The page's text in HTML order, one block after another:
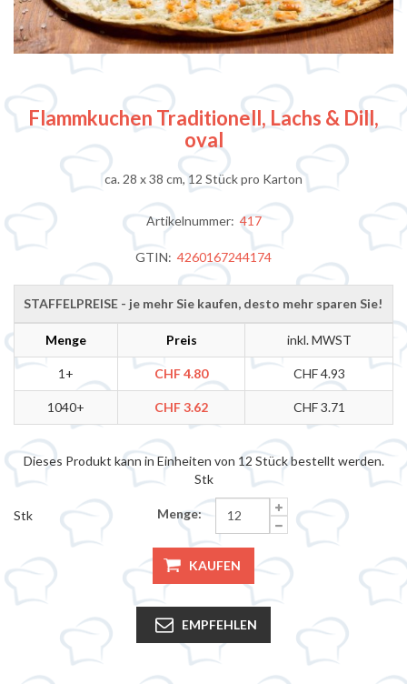
Flammkuchen Traditionell, Lachs & Dill,
oval
ca. 28 x 38 cm, 12 Stück pro Karton
Artikelnummer: 417
GTIN: 4260167244174
STAFFELPREISE - je mehr Sie kaufen, desto mehr sparen Sie!
Menge Preis inkl. MWST
1+ CHF 4.80 CHF 4.93
1040+ CHF 3.62 CHF 3.71
Dieses Produkt kann in Einheiten von 12 Stück bestellt werden.
Stk
Menge:
Stk
KAUFEN
EMPFEHLEN